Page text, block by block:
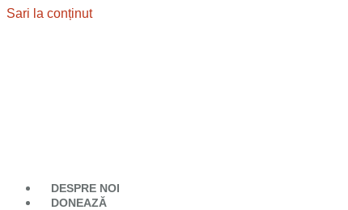
Sari la conținut
DESPRE NOI
DONEAZĂ